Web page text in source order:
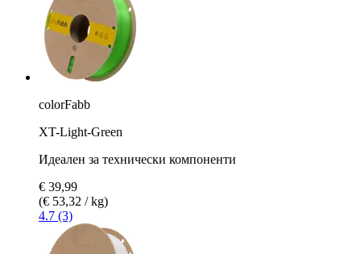
colorFabb
XT-Light-Green
Идеален за технически компоненти
€ 39,99
(€ 53,32 / kg)
4.7 (3)